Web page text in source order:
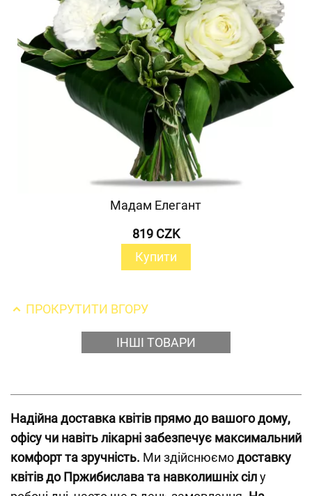
Мадам Елегант
819 CZK
Купити
ПРОКРУТИТИ ВГОРУ
ІНШІ ТОВАРИ
Надійна доставка квітів прямо до вашого дому,
офісу чи навіть лікарні забезпечує максимальний
комфорт та зручність. Ми здійснюємодоставку
квітів до Пржибислава та навколишніх сілу